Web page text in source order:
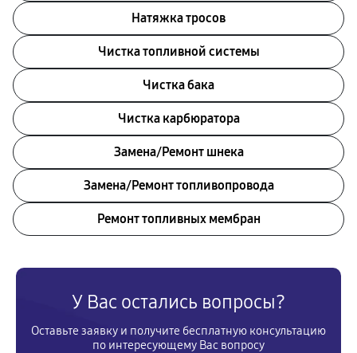
Натяжка тросов
Чистка топливной системы
Чистка бака
Чистка карбюратора
Замена/Pемонт шнека
Замена/Pемонт топливопровода
Ремонт топливных мембран
У Вас остались вопросы?
Оставьте заявку и получите бесплатную консультацию
по интересующему Вас вопросу